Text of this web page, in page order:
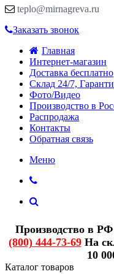
teplo@mirnagreva.ru
Заказать звонок
Главная
Интернет-магазин
Доставка бесплатно
Склад 24/7,
Фото/Видео
Производство в
Распродажа
Контакты
Обратная связь
Меню
Производство в
(800) 444-73-69На
10
Каталог товаров